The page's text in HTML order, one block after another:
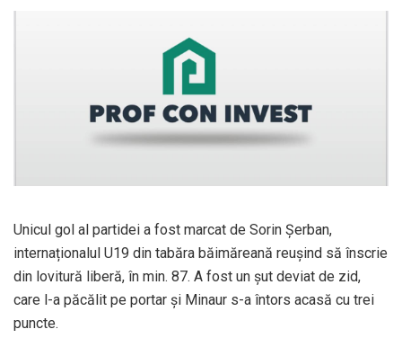
Unicul gol al partidei a fost marcat de Sorin Șerban,
internaționalul U19 din tabăra băimăreană reușind să înscrie
din lovitură liberă, în min. 87. A fost un șut deviat de zid,
care l-a păcălit pe portar și Minaur s-a întors acasă cu trei
puncte.